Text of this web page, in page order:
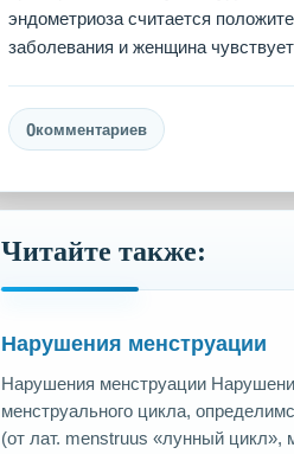
эндометриоза считается
заболевания и женщина
0комментариев
Читайте также:
Нарушения менструации
Нарушения менструации
менструального цикла,
(от лат. menstruus «лунный цикл»,